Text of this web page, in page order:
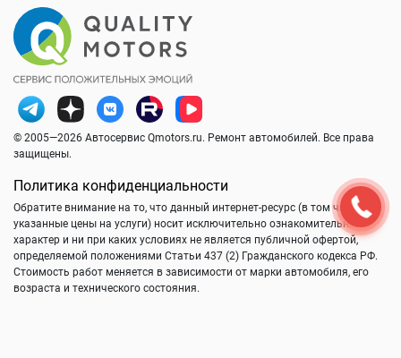
© 2005—2026 Автосервис Qmotors.ru. Ремонт автомобилей. Все права
защищены.
Политика конфиденциальности
Обратите внимание на то, что данный интернет-ресурс (в том числе
указанные цены на услуги) носит исключительно ознакомительный
характер и ни при каких условиях не является публичной офертой,
определяемой положениями Статьи 437 (2) Гражданского кодекса РФ.
Стоимость работ меняется в зависимости от марки автомобиля, его
возраста и технического состояния.